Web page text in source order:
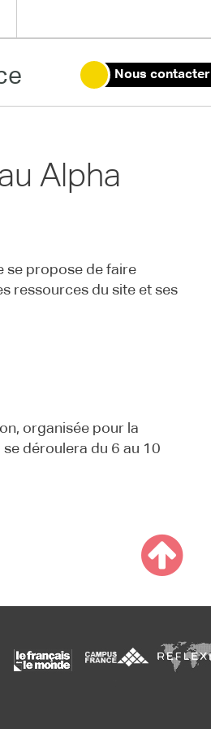
Nous contacter
Alpha
se propose de faire
ressources du site et ses
organisée pour la
déroulera du 6 au 10